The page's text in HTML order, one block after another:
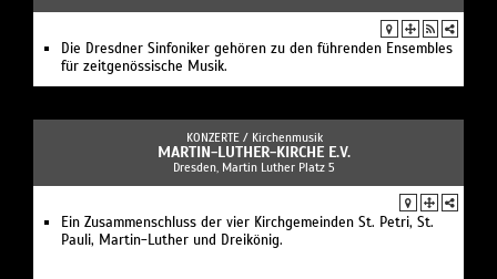
Die Dresdner Sinfoniker gehören zu den führenden Ensembles
für zeitgenössische Musik.
KONZERTE / Kirchenmusik
MARTIN-LUTHER-KIRCHE E.V.
Dresden, Martin Luther Platz 5
Ein Zusammenschluss der vier Kirchgemeinden St. Petri, St.
Pauli, Martin-Luther und Dreikönig.